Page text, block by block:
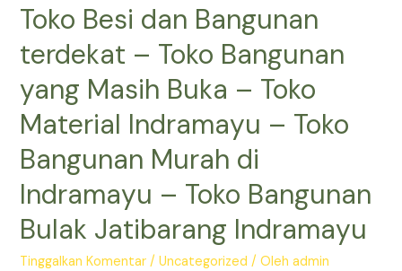
di
–
Bangunan
yang
Buka
–
Toko
Bangunan
Toko Besi dan Bangunan
terdekat – Toko Bangunan
yang Masih Buka – Toko
Material Indramayu – Toko
Bangunan Murah di
Indramayu – Toko Bangunan
Bulak Jatibarang Indramayu
Tinggalkan Komentar /Uncategorized / Olehadmin